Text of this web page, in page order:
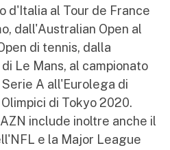
d'Italia al Tour de France
dall'Australian Open al
di tennis, dalla
Le Mans, al campionato
A all'Eurolega di
di Tokyo 2020.
include inoltre anche il
e la Major League